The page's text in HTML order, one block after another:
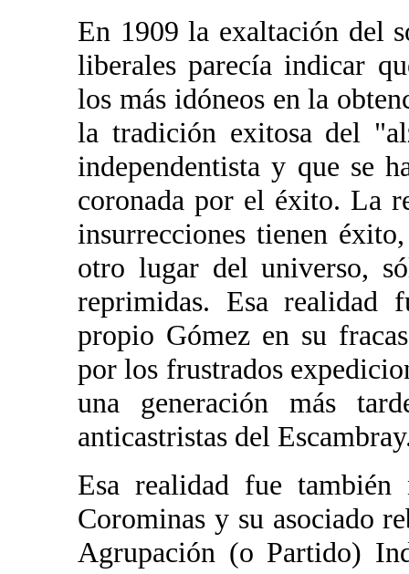
En 1909 la exaltación del
liberales parecía indicar
los más idóneos en la
la tradición exitosa del
independentista y que se
coronada por el éxito. La
insurrecciones tienen
otro lugar del universo,
reprimidas. Esa realidad
propio Gómez en su
por los frustrados
una generación más
anticastristas del
Esa realidad fue también
Corominas y su asociado
Agrupación (o Partido)